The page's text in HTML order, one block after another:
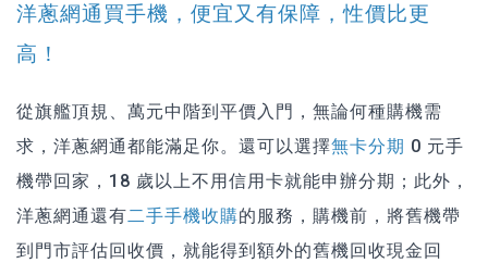
洋蔥網通買手機，便宜又有保障，性價比更
高！
從旗艦頂規、萬元中階到平價入門，無論何種購機需
求，洋蔥網通都能滿足你。還可以選擇無卡分期 0 元手
機帶回家，18 歲以上不用信用卡就能申辦分期；此外，
洋蔥網通還有二手手機收購的服務，購機前，將舊機帶
到門市評估回收價，就能得到額外的舊機回收現金回